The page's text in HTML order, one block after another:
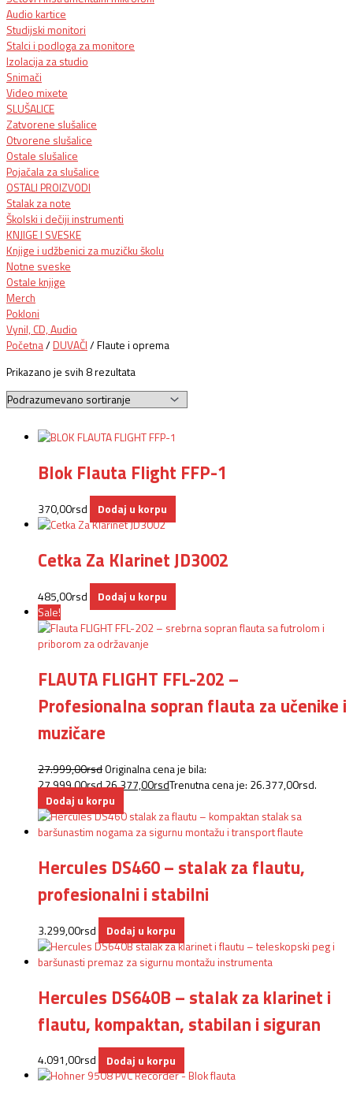
Audio kartice
Studijski monitori
Stalci i podloga za monitore
Izolacija za studio
Snimači
Video mixete
SLUŠALICE
Zatvorene slušalice
Otvorene slušalice
Ostale slušalice
Pojačala za slušalice
OSTALI PROIZVODI
Stalak za note
Školski i dečiji instrumenti
KNJIGE I SVESKE
Knjige i udžbenici za muzičku školu
Notne sveske
Ostale knjige
Merch
Pokloni
Vynil, CD, Audio
Početna/ DUVAČI / Flaute i oprema
Prikazano je svih 8 rezultata
Blok Flauta Flight FFP-1
370,00rsd Dodaj u korpu
Cetka Za Klarinet JD3002
485,00rsd
Dodaj u korpu
Sale!
FLAUTA FLIGHT FFL-202 –
Profesionalna sopran flauta za učenike i
muzičare
27.999,00rsd Originalna cena je bila:
27.999,00rsd.26.377,00rsdTrenutna cena je: 26.377,00rsd.
Dodaj u korpu
Hercules DS460 – stalak za flautu,
profesionalni i stabilni
3.299,00rsd Dodaj u korpu
Hercules DS640B – stalak za klarinet i
flautu, kompaktan, stabilan i siguran
4.091,00rsd Dodaj u korpu